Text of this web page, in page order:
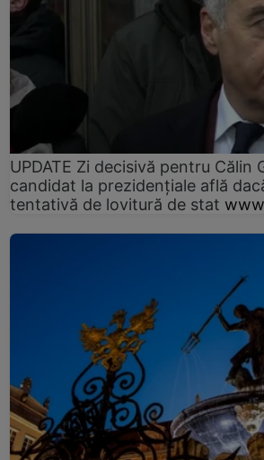
UPDATE Zi decisivă pentru Călin
candidat la prezidențiale află
tentativă de lovitură de stat